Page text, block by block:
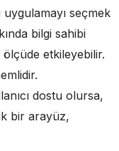
seçmek
bilgi sahibi
etkileyebilir.
dostu olursa,
bir arayüz,